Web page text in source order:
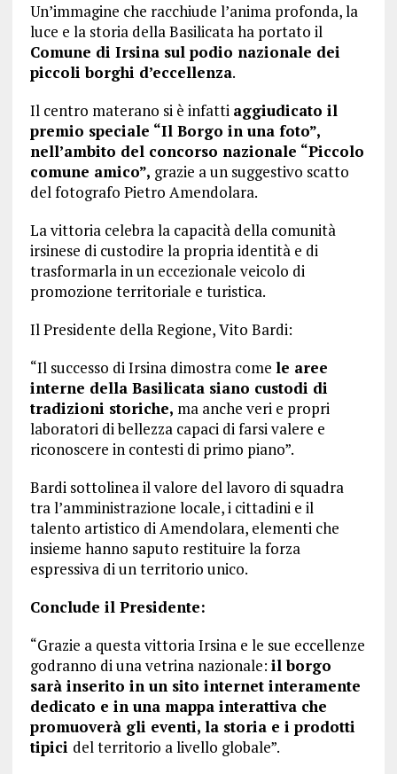
Un’immagine che racchiude l’anima profonda, la
luce e la storia della Basilicata ha portato il
Comune di Irsina sul podio nazionale dei
piccoli borghi d’eccellenza.
Il centro materano si è infatti aggiudicato il
premio speciale “Il Borgo in una foto”,
nell’ambito del concorso nazionale “Piccolo
comune amico”, grazie a un suggestivo scatto
del fotografo Pietro Amendolara.
La vittoria celebra la capacità della comunità
irsinese di custodire la propria identità e di
trasformarla in un eccezionale veicolo di
promozione territoriale e turistica.
Il Presidente della Regione, Vito Bardi:
“Il successo di Irsina dimostra come le aree
interne della Basilicata siano custodi di
tradizioni storiche, ma anche veri e propri
laboratori di bellezza capaci di farsi valere e
riconoscere in contesti di primo piano”.
Bardi sottolinea il valore del lavoro di squadra
tra l’amministrazione locale, i cittadini e il
talento artistico di Amendolara, elementi che
insieme hanno saputo restituire la forza
espressiva di un territorio unico.
Conclude il Presidente:
“Grazie a questa vittoria Irsina e le sue eccellenze
godranno di una vetrina nazionale: il borgo
sarà inserito in un sito internet interamente
dedicato e in una mappa interattiva che
promuoverà gli eventi, la storia e i prodotti
tipici del territorio a livello globale”.